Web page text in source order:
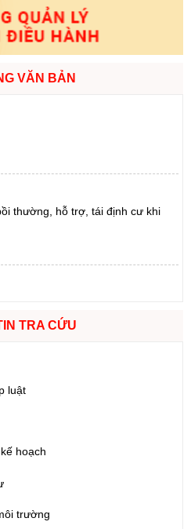
VĂN BẢN
đất)
sử dụng đất, tiền thuê đất)
đất)
TRA CỨU
luật
hoạch
trường